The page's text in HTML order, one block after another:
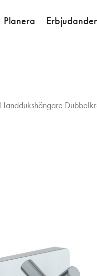
Planera
Handdukshängare